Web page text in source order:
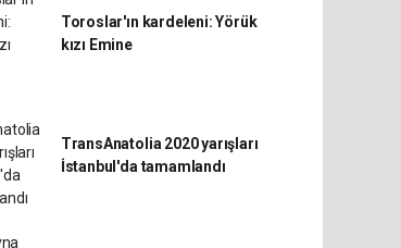
Toroslar'ın kardeleni: Yörük
kızı Emine
TransAnatolia 2020 yarışları
İstanbul'da tamamlandı